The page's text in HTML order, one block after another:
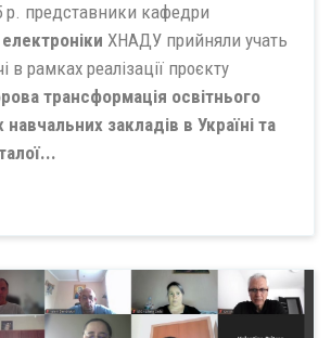
р. представники кафедри
ХНАДУ прийняли учать
в рамках реалізації проєкту
трансформація освітнього
закладів в Україні та